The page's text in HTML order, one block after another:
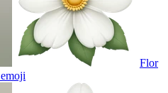
Flor
emoji